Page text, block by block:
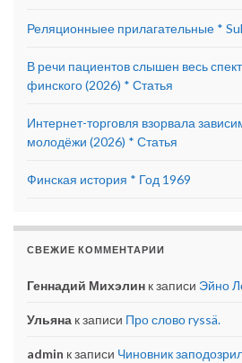
Реляционныее прилагательные *
В речи пациентов слышен весь
финского (2026) * Статья
Интернет-торговля взорвала
молодёжи (2026) * Статья
Финская история * Год 1969
СВЕЖИЕ КОММЕНТАРИИ
Геннадий Михэлин к записи Эйно
Ульяна к записи Про слово ryssä.
admin к записи Чиновник